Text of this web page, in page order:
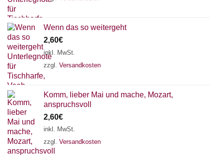
Wenn das so weitergeht
2,60€
inkl. MwSt.
zzgl. Versandkosten
Komm, lieber Mai und mache, Mozart,
anspruchsvoll
2,60€
inkl. MwSt.
zzgl. Versandkosten